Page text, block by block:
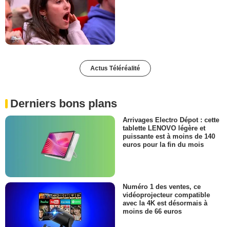
Actus Téléréalité
Derniers bons plans
Arrivages Electro Dépot : cette
tablette LENOVO légère et
puissante est à moins de 140
euros pour la fin du mois
Numéro 1 des ventes, ce
vidéoprojecteur compatible
avec la 4K est désormais à
moins de 66 euros